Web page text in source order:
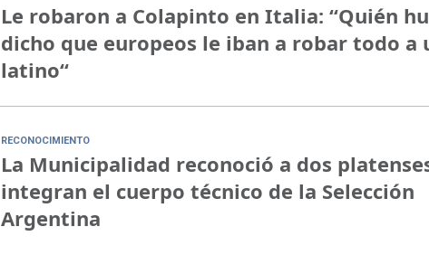
Le robaron a Colapinto en Italia: “Quién
dicho que europeos le iban a robar todo a
latino“
RECONOCIMIENTO
La Municipalidad reconoció a dos
integran el cuerpo técnico de la Selección
Argentina